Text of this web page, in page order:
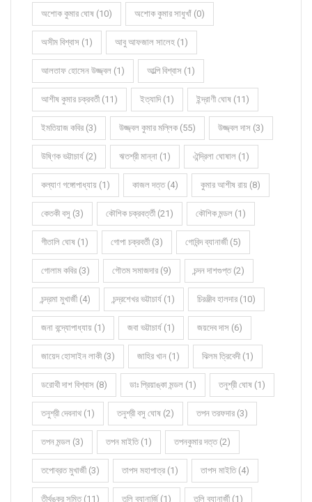
অশোক কুমার ঘোষ (10) অশোক কুমার সাধুখাঁ (0)
অসীম বিশ্বাস (1) আবু আফজাল সালেহ (1)
আলতাফ হোসেন উজ্জ্বল (1) আল্পি বিশ্বাস (1)
আশীষ কুমার চক্রবর্তী (11) ইত্যাদি (1) ইন্দ্রাণী ঘোষ (11)
ইমতিয়াজ কবির (3) উজ্জ্বল কুমার মল্লিক (55) উজ্জ্বল দাস (3)
উষ্ণিক ভট্টাচার্য (2) ঋতশ্রী মান্না (1) ঐন্দ্রিলা ঘোষাল (1)
কল্যাণ গঙ্গোপাধ্যায় (1) কাজল দত্ত (4) কুমার আশীষ রায় (8)
কেতকী বসু (3) কৌশিক চক্রবর্ত্তী (21) কৌশিক মন্ডল (1)
গীতালি ঘোষ (1) গোপা চক্রবর্তী (3) গোবিন্দ ব্যানার্জী (5)
গোলাম কবির (3) গৌতম সমাজদার (9) চন্দন দাশগুপ্ত (2)
চন্দ্রমা মুখার্জী (4) চন্দ্রশেখর ভট্টাচার্য (1) চিরঞ্জীব হালদার (10)
জনা বন্দ্যোপাধ্যায় (1) জবা ভট্টাচার্য (1) জয়দেব দাস (6)
জায়েদ হোসাইন লাকী (3) জাহির খান (1) ঝিলম ত্রিবেদী (1)
ডরোথী দাশ বিশ্বাস (8) ডাঃ প্রিয়াঙ্কা মন্ডল (1) তনুশ্রী ঘোষ (1)
তনুশ্রী দেবনাথ (1) তনুশ্রী বসু ঘোষ (2) তপন তরফদার (3)
তপন মন্ডল (3) তপন মাইতি (1) তপনকুমার দত্ত (2)
তপোব্রত মুখার্জী (3) তাপস মহাপাত্র (1) তাপস মাইতি (4)
তীর্থঙ্কর সুমিত (11) তুলি ব্যানার্জি (1) তুলি ব্যানার্জী (1)